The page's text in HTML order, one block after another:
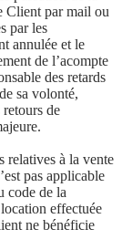
Client par mail ou
par les
annulée et le
de l’acompte
des retards
sa volonté,
retours de
à la vente
pas applicable
code de la
effectuée
ne bénéficie